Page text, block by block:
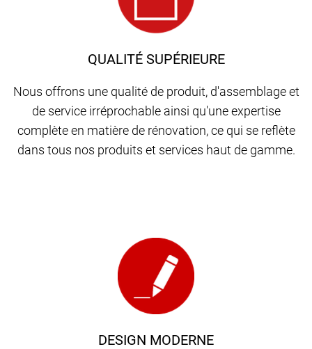
QUALITÉ SUPÉRIEURE
Nous offrons une qualité de produit, d'assemblage et
de service irréprochable ainsi qu'une expertise
complète en matière de rénovation, ce qui se reflète
dans tous nos produits et services haut de gamme.
DESIGN MODERNE